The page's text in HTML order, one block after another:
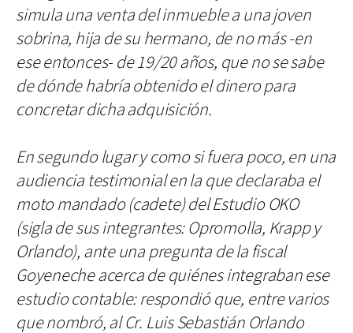
simula una venta del inmueble a una joven
sobrina, hija de su hermano, de no más -en
ese entonces- de 19/20 años, que no se sabe
de dónde habría obtenido el dinero para
concretar dicha adquisición.
En segundo lugar y como si fuera poco, en una
audiencia testimonial en la que declaraba el
moto mandado (cadete) del Estudio OKO
(sigla de sus integrantes: Opromolla, Krapp y
Orlando), ante una pregunta de la fiscal
Goyeneche acerca de quiénes integraban ese
estudio contable: respondió que, entre varios
que nombró, al Cr. Luis Sebastián Orlando